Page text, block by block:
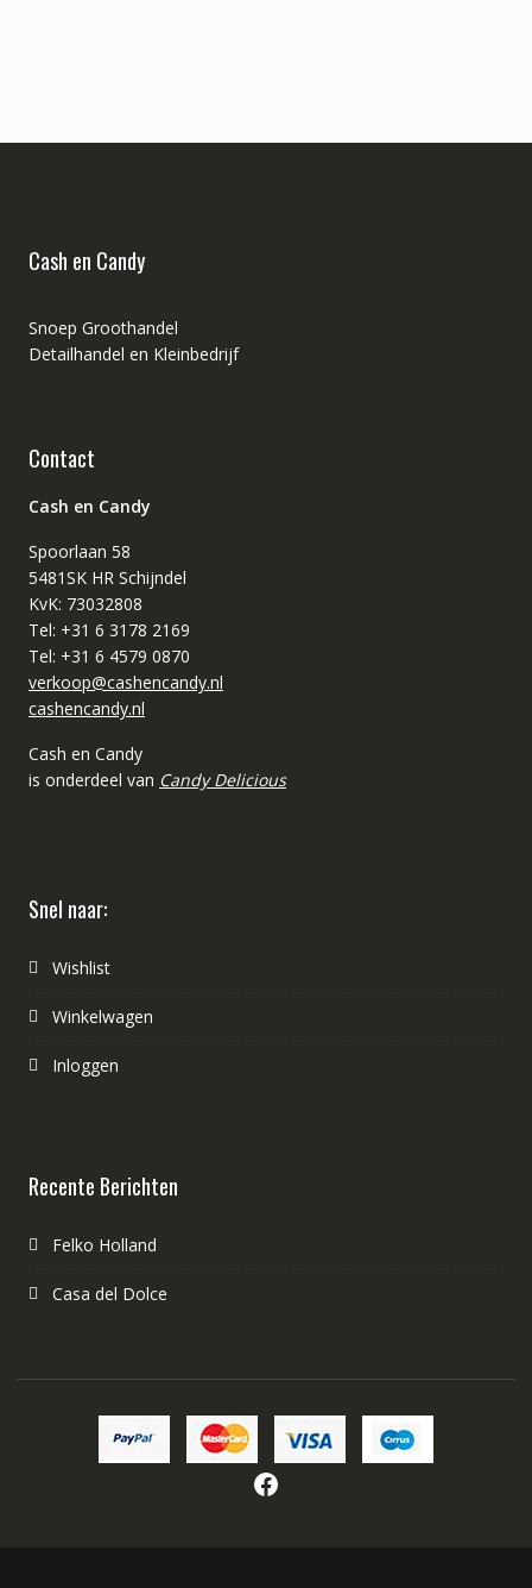
Cash en Candy
Snoep Groothandel
Detailhandel en Kleinbedrijf
Contact
Cash en Candy
Spoorlaan 58
5481SK HR Schijndel
KvK: 73032808
Tel: +31 6 3178 2169
Tel: +31 6 4579 0870
verkoop@cashencandy.nl
cashencandy.nl
Cash en Candy
is onderdeel van Candy Delicious
Snel naar:
Wishlist
Winkelwagen
Inloggen
Recente Berichten
Felko Holland
Casa del Dolce
Facebook